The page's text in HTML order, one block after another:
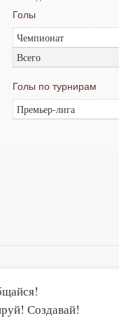
Голы
Чемпионат
Всего
Голы по турнирам
Премьер-лига
Создавай!